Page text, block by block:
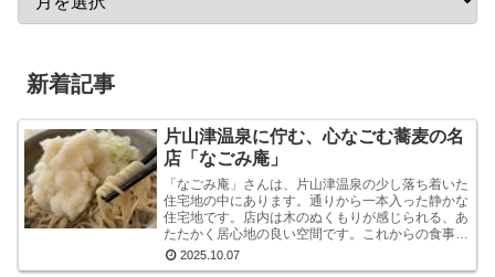
新着記事
片山津温泉に佇む、心なごむ蕎麦の名
店「なごみ庵」
「なごみ庵」さんは、片山津温泉の少し落ち着いた
住宅地の中にあります。通りから一本入った静かな
住宅地です。店内は木のぬくもりが感じられる、あ
たたかく居心地の良い空間です。これからの食事へ
の期待が自然と高まります。メニューを拝見する
と、様々なお...
2025.10.07